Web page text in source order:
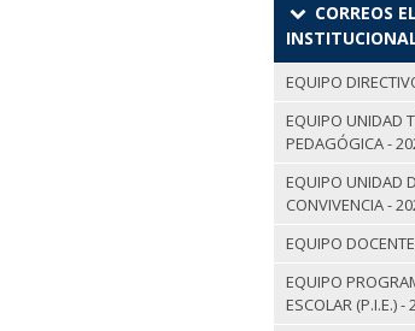
CORREOS
EQUIPO
EQUIPO UNIDAD
PEDAGÓGICA -
EQUIPO UNIDAD
CONVIVENCIA -
EQUIPO
EQUIPO
ESCOLAR (P.I.E.) -